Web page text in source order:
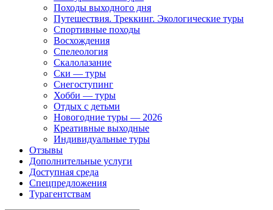
Походы выходного дня
Путешествия. Треккинг. Экологические туры
Спортивные походы
Восхождения
Спелеология
Скалолазание
Ски — туры
Снегоступинг
Хобби — туры
Отдых с детьми
Новогодние туры — 2026
Креативные выходные
Индивидуальные туры
Отзывы
Дополнительные услуги
Доступная среда
Спецпредложения
Турагентствам